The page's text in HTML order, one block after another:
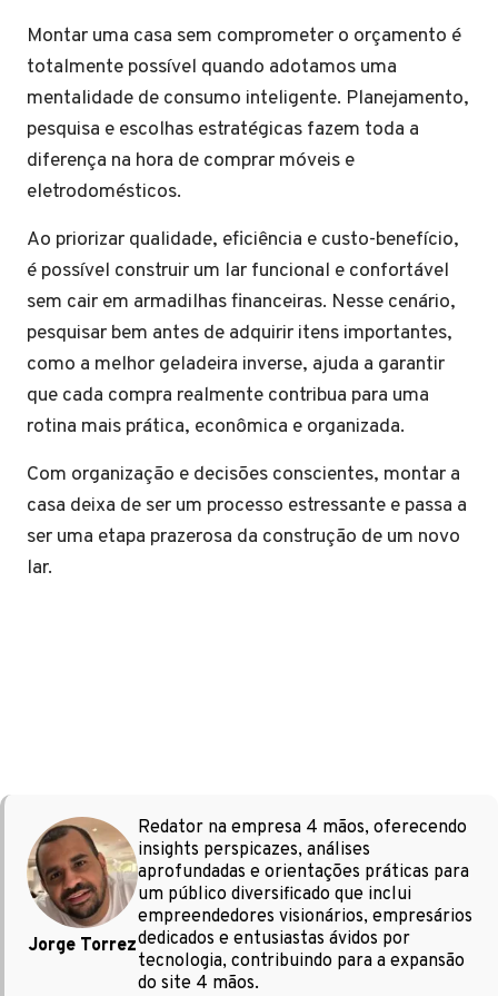
Montar uma casa sem comprometer o orçamento é
totalmente possível quando adotamos uma
mentalidade de consumo inteligente. Planejamento,
pesquisa e escolhas estratégicas fazem toda a
diferença na hora de comprar móveis e
eletrodomésticos.
Ao priorizar qualidade, eficiência e custo-benefício,
é possível construir um lar funcional e confortável
sem cair em armadilhas financeiras. Nesse cenário,
pesquisar bem antes de adquirir itens importantes,
como a melhor geladeira inverse, ajuda a garantir
que cada compra realmente contribua para uma
rotina mais prática, econômica e organizada.
Com organização e decisões conscientes, montar a
casa deixa de ser um processo estressante e passa a
ser uma etapa prazerosa da construção de um novo
lar.
Jorge Torrez
Redator na empresa 4 mãos, oferecendo
insights perspicazes, análises
aprofundadas e orientações práticas para
um público diversificado que inclui
empreendedores visionários, empresários
dedicados e entusiastas ávidos por
tecnologia, contribuindo para a expansão
do site 4 mãos.